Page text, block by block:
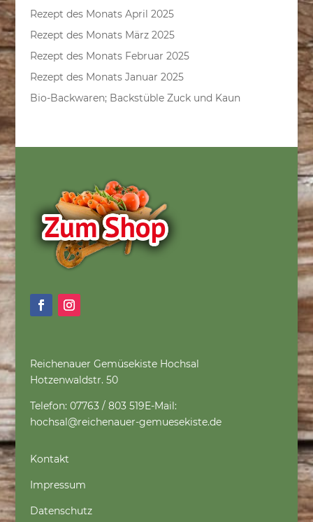
Rezept des Monats April 2025
Rezept des Monats März 2025
Rezept des Monats Februar 2025
Rezept des Monats Januar 2025
Bio-Backwaren; Backstüble Zuck und Kaun
Reichenauer Gemüsekiste Hochsal
Hotzenwaldstr. 50
Telefon: 07763 / 803 519E-Mail:
hochsal@reichenauer-gemuesekiste.de
Kontakt
Impressum
Datenschutz